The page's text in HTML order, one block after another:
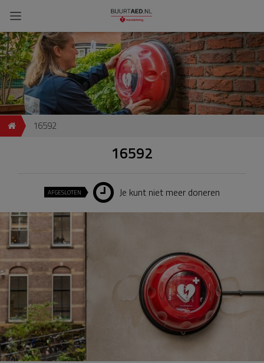
16592
16592
AFGESLOTEN Je kunt niet meer doneren